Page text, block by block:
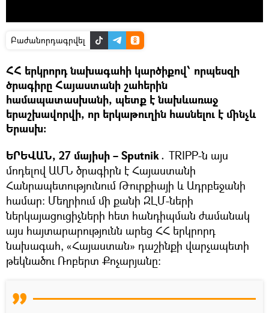
Բաժանորդագրվել
ՀՀ երկրորդ նախագահի կարծիքով՝ որպեսզի
ծրագիրը Հայաստանի շահերին
համապատասխանի, պետք է նախևառաջ
երաշխավորվի, որ երկաթուղին հասնելու է մինչև
Երասխ։
ԵՐԵՎԱՆ, 27 մայիսի – Sputnik․ TRIPP-ն այս
մոդելով ԱՄՆ ծրագիրն է Հայաստանի
Հանրապետությունում Թուրքիայի և Ադրբեջանի
համար։ Մեղրիում մի քանի ԶԼՄ-ների
ներկայացուցիչների հետ հանդիպման ժամանակ
այս հայտարարությունն արեց ՀՀ երկրորդ
նախագահ, «Հայաստան» դաշինքի վարչապետի
թեկնածու Ռոբերտ Քոչարյանը։